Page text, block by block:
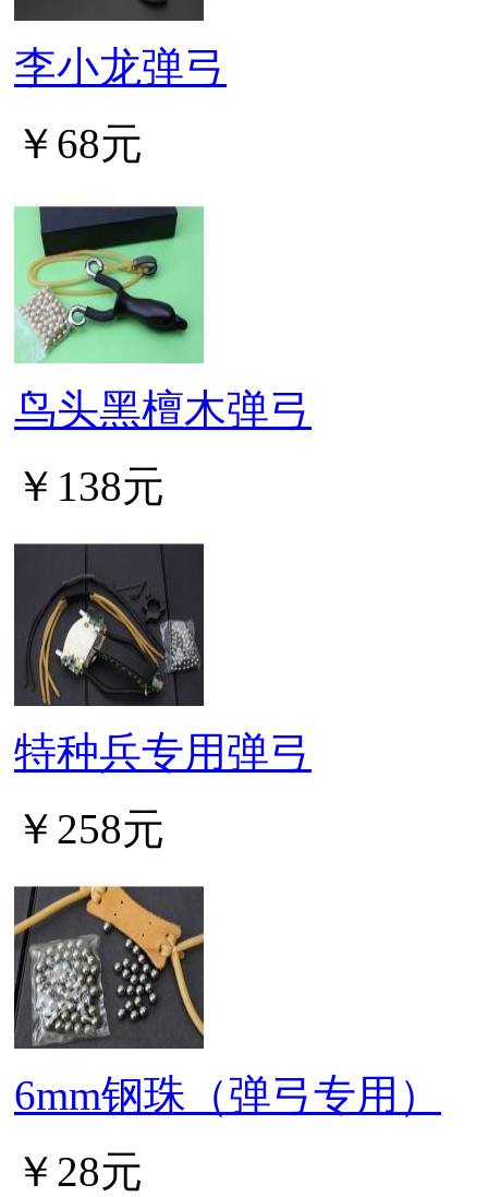
李小龙弹弓
￥68元
鸟头黑檀木弹弓
￥138元
特种兵专用弹弓
￥258元
6mm钢珠（弹弓专用）
￥28元